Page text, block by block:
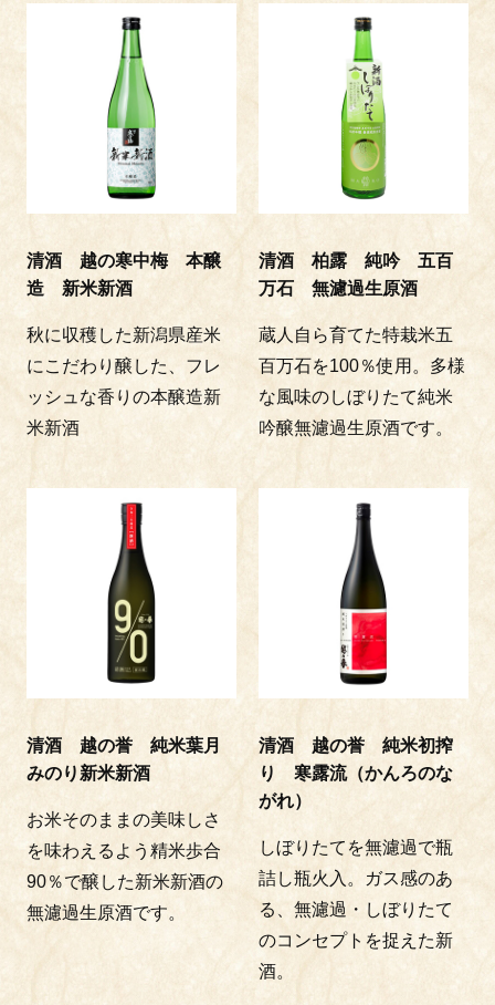
清酒 越の寒中梅 本醸
造 新米新酒
秋に収穫した新潟県産米
にこだわり醸した、フレ
ッシュな香りの本醸造新
米新酒
清酒 柏露 純吟 五百
万石 無濾過生原酒
蔵人自ら育てた特栽米五
百万石を100％使用。多様
な風味のしぼりたて純米
吟醸無濾過生原酒です。
清酒 越の誉 純米葉月
みのり新米新酒
お米そのままの美味しさ
を味わえるよう精米歩合
90％で醸した新米新酒の
無濾過生原酒です。
清酒 越の誉 純米初搾
り 寒露流（かんろのな
がれ）
しぼりたてを無濾過で瓶
詰し瓶火入。ガス感のあ
る、無濾過・しぼりたて
のコンセプトを捉えた新
酒。